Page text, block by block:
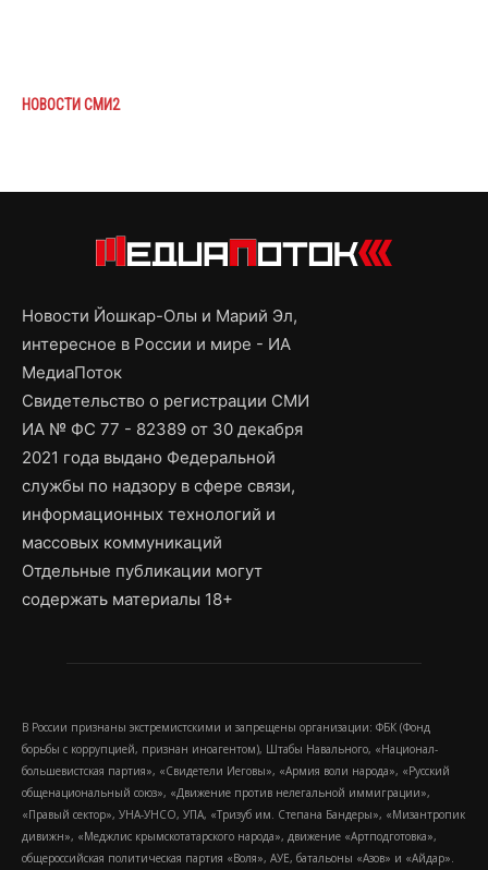
НОВОСТИ СМИ2
Новости Йошкар-Олы и Марий Эл,
интересное в России и мире - ИА
МедиаПоток
Свидетельство о регистрации СМИ
ИА № ФС 77 - 82389 от 30 декабря
2021 года выдано Федеральной
службы по надзору в сфере связи,
информационных технологий и
массовых коммуникаций
Отдельные публикации могут
содержать материалы 18+
В России признаны экстремистскими и запрещены организации: ФБК (Фонд
борьбы с коррупцией, признан иноагентом), Штабы Навального, «Национал-
большевистская партия», «Свидетели Иеговы», «Армия воли народа», «Русский
общенациональный союз», «Движение против нелегальной иммиграции»,
«Правый сектор», УНА-УНСО, УПА, «Тризуб им. Степана Бандеры», «Мизантропик
дивижн», «Меджлис крымскотатарского народа», движение «Артподготовка»,
общероссийская политическая партия «Воля», АУЕ, батальоны «Азов» и «Айдар».